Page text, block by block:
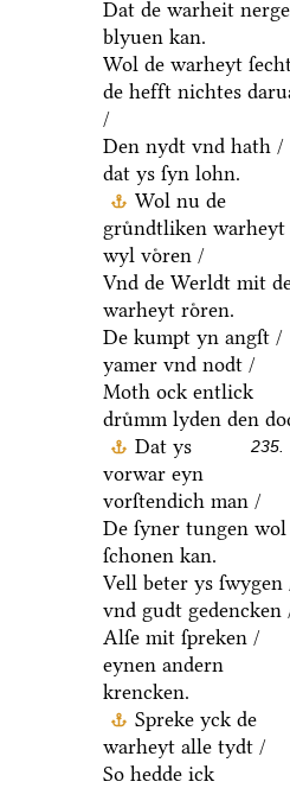
Dat de warheit
blyuen kan.
Wol de warheyt
de hefft nichtes
/
Den nydt vnd hath /
dat ys ſyn lohn.
Wol nu de
gruͤndtliken warheyt
wyl voͤren /
Vnd de Werldt mit
warheyt roͤren.
De kumpt yn angſt /
yamer vnd nodt /
Moth ock entlick
druͤmm lyden den
235.
Dat ys
vorwar eyn
vorſtendich man /
De ſyner tungen wol
ſchonen kan.
Vell beter ys ſwygen
vnd gudt gedencken
Alſe mit ſpreken /
eynen andern
krencken.
Spreke yck de
warheyt alle tydt /
So hedde ick